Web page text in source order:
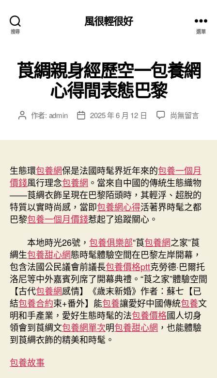
搜尋
風很輕很好
選單
莨綢親身經歷空一包養網
心得間表態巴黎
文 作者: admin
文
期
2025 年 6 月 12 日
在
經
歷
空
一
包
心
得
間
表
態
巴
黎〉
中
尚無留言
生態環包養網保是法國時髦界近年來的包養一個月
價錢風行理念包養網 。當來自中國的傳統生態織物
——莨綢衣飾呈現在巴黎陌頭時，其輕浮、超脫的
特質以實時尚感，當即包養網心得活著界時髦之都
巴黎包養一個月價錢惹起了追蹤關心。
本地時光26號， 包養俱樂部“莨包養網之家”莨
綢生包養甜心網態時髦體驗空間在巴黎左岸開幕，
包含法國公民議會前議長包養價格ptt克勞德·巴爾托
洛尼等中外嘉賓列席了開幕典禮。“莨之家”體驗空間
【古代包養網感情】《歲末新婚》作者：蘇七【已
結包養合約束+番外】能包養讓愛好中國傳統包養文
明和手產業，愛好生態時髦的法包養價格國人切身
領會到莨綢文包養網單次明包養甜心網 ，也能體驗
到莨綢衣飾的精美和時髦。
包養故事